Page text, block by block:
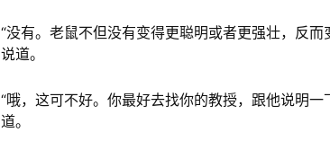
“没有。老鼠不但没有变得更聪明或者更强壮，反
说道。
“哦，这可不好。你最好去找你的教授，跟他说明
道。